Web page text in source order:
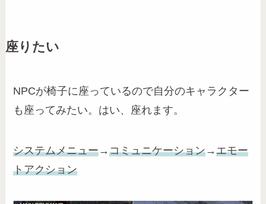
座りたい
NPCが椅子に座っているので自分のキャラクター
も座ってみたい。はい、座れます。
システムメニュー→コミュニケーション→エモー
トアクション